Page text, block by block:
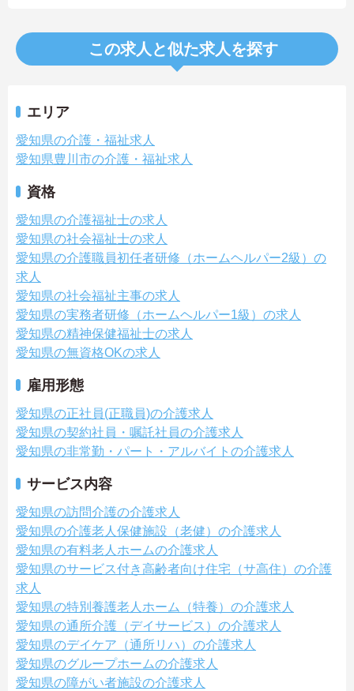
この求人と似た求人を探す
エリア
愛知県の介護・福祉求人
愛知県豊川市の介護・福祉求人
資格
愛知県の介護福祉士の求人
愛知県の社会福祉士の求人
愛知県の介護職員初任者研修（ホームヘルパー2級）の
求人
愛知県の社会福祉主事の求人
愛知県の実務者研修（ホームヘルパー1級）の求人
愛知県の精神保健福祉士の求人
愛知県の無資格OKの求人
雇用形態
愛知県の正社員(正職員)の介護求人
愛知県の契約社員・嘱託社員の介護求人
愛知県の非常勤・パート・アルバイトの介護求人
サービス内容
愛知県の訪問介護の介護求人
愛知県の介護老人保健施設（老健）の介護求人
愛知県の有料老人ホームの介護求人
愛知県のサービス付き高齢者向け住宅（サ高住）の介護
求人
愛知県の特別養護老人ホーム（特養）の介護求人
愛知県の通所介護（デイサービス）の介護求人
愛知県のデイケア（通所リハ）の介護求人
愛知県のグループホームの介護求人
愛知県の障がい者施設の介護求人